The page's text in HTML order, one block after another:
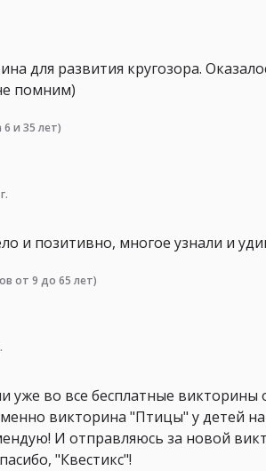
для развития кругозора.
помним)
6 и 35 лет)
и позитивно, многое узнали и
от 9 до 65 лет)
уже во все бесплатные викторины
викторина "Птицы" у детей
И отправляюсь за новой
"Квестикс"!